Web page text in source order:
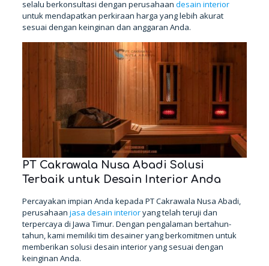
selalu berkonsultasi dengan perusahaan desain interior
untuk mendapatkan perkiraan harga yang lebih akurat
sesuai dengan keinginan dan anggaran Anda.
PT Cakrawala Nusa Abadi Solusi
Terbaik untuk Desain Interior Anda
Percayakan impian Anda kepada PT Cakrawala Nusa Abadi,
perusahaan jasa desain interioryang telah teruji dan
terpercaya di Jawa Timur. Dengan pengalaman bertahun-
tahun, kami memiliki tim desainer yang berkomitmen untuk
memberikan solusi desain interior yang sesuai dengan
keinginan Anda.